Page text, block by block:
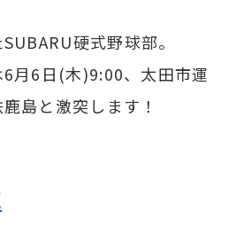
硬式野球部。
月6日(木)9:00、太田市運
島と激突します！